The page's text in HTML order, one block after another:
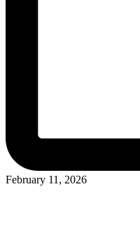
February 11, 2026